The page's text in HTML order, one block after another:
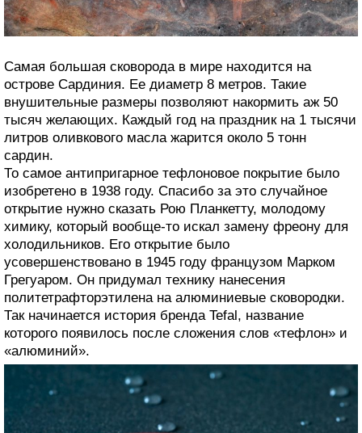
Самая большая сковорода в мире находится на
острове Сардиния. Ее диаметр 8 метров. Такие
внушительные размеры позволяют накормить аж 50
тысяч желающих. Каждый год на праздник на 1 тысячи
литров оливкового масла жарится около 5 тонн
сардин.
То самое антипригарное тефлоновое покрытие было
изобретено в 1938 году. Спасибо за это случайное
открытие нужно сказать Рою Планкетту, молодому
химику, который вообще-то искал замену фреону для
холодильников. Его открытие было
усовершенствовано в 1945 году французом Марком
Грегуаром. Он придумал технику нанесения
политетрафторэтилена на алюминиевые сковородки.
Так начинается история бренда Tefal, название
которого появилось после сложения слов «тефлон» и
«алюминий».